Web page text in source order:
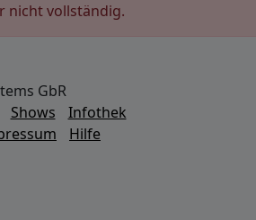
nicht vollständig.
GbR
Shows
Infothek
Hilfe